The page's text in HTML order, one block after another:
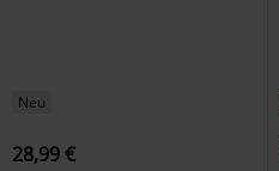
Neu
28,99 €